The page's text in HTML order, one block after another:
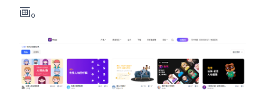
画。